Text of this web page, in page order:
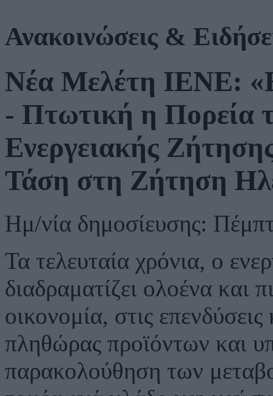
Ανακοινώσεις &
Νέα Μελέτη ΙΕΝΕ:
- Πτωτική η Πορεία
Ενεργειακής
Τάση στη Ζήτηση
Ημ/νία δημοσίευσης:
Τα τελευταία χρόνια, ο
διαδραματίζει ολοένα και
οικονομία, στις
πληθώρας προϊόντων και
παρακολούθηση των